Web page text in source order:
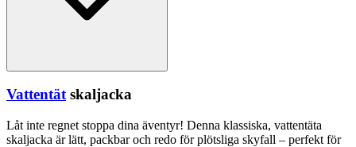
Vattentätskaljacka
Låt inte regnet stoppa dina äventyr! Denna klassiska, vattentäta
skaljacka är lätt, packbar och redo för plötsliga skyfall – perfekt för